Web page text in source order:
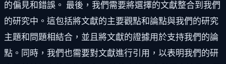
的偏見和錯誤。 最後，我們需要將選擇的文獻整合到我們
的研究中。這包括將文獻的主要觀點和論點與我們的研究
主題和問題相結合，並且將文獻的證據用於支持我們的論
點。同時，我們也需要對文獻進行引用，以表明我們的研